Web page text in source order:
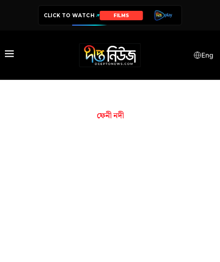
CLICK TO WATCH FILMS
Eng
ফেনী নদী